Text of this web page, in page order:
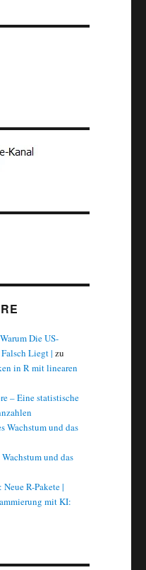
Die US-
Liegt | zu
in R mit linearen
– Eine statistische
Wachstum und das
und das
R-Pakete |
mit KI: